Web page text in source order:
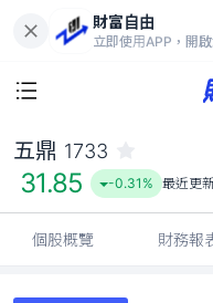
財富自由
立即使用APP，開31.85
五鼎 1733
31.85 -0.31% 最近更
個股概覽 財務報